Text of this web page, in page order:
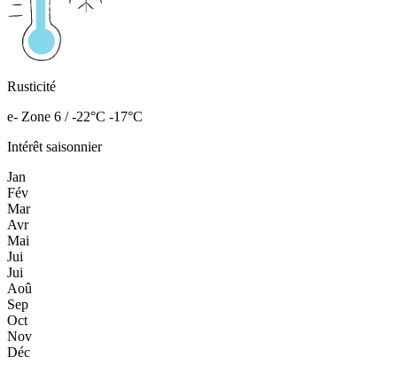
Rusticité
e- Zone 6 / -22°C -17°C
Intérêt saisonnier
Jan
Fév
Mar
Avr
Mai
Jui
Jui
Aoû
Sep
Oct
Nov
Déc